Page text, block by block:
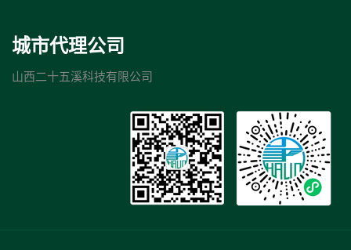
城市代理公司
山西二十五溪科技有限公司